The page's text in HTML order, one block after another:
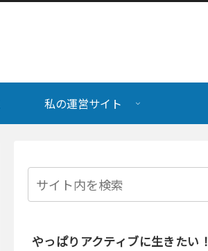
私の運営サイト
やっぱりアクティブに生きたい！